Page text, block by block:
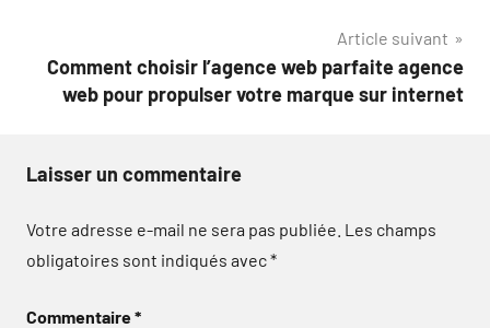
Article suivant
Comment choisir l’agence web parfaite agence
web pour propulser votre marque sur internet
Laisser un commentaire
Votre adresse e-mail ne sera pas publiée. Les champs
obligatoires sont indiqués avec*
Commentaire*